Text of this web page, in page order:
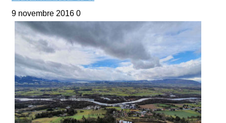
9 novembre 2016 0